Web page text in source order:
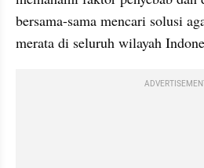
bersama-sama mencari solusi
merata di seluruh wilayah